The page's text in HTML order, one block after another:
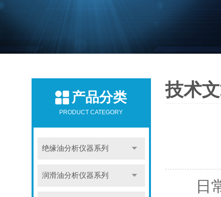
产品分类
PRODUCT CATEGORY
绝缘油分析仪器系列
润滑油分析仪器系列
技术
日常